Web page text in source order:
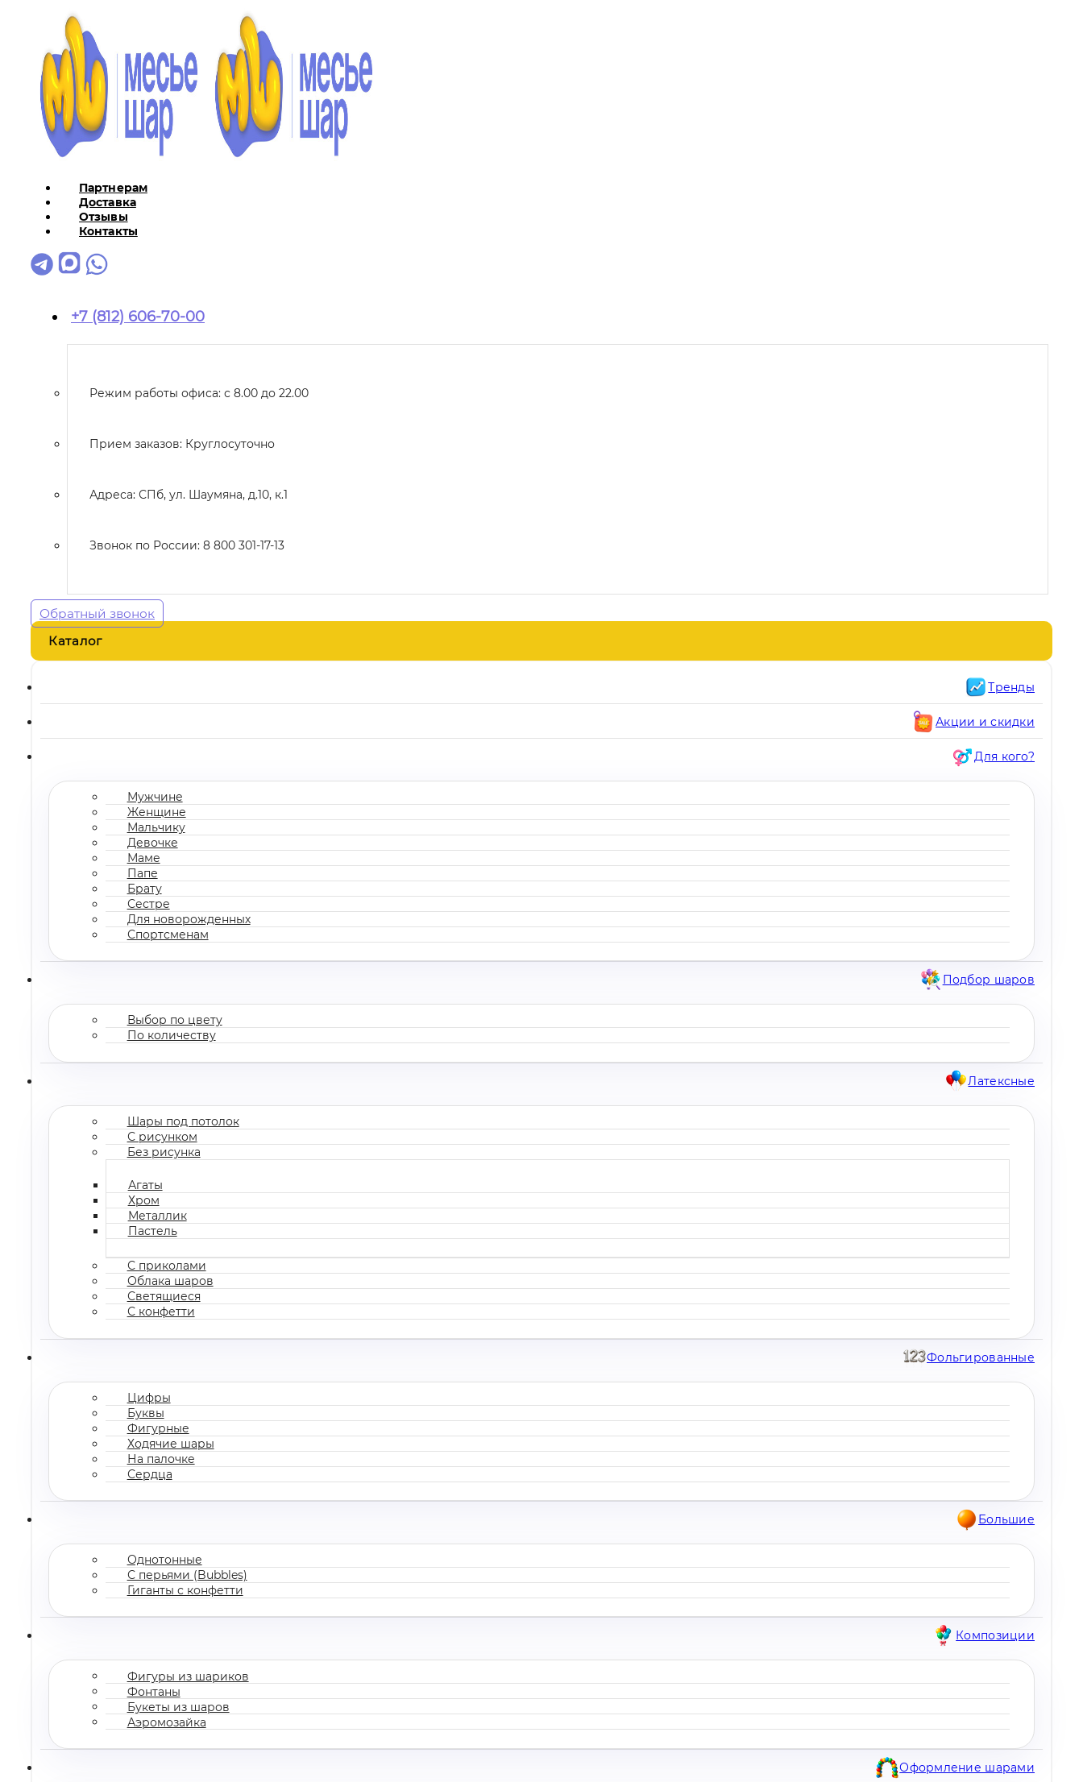
Партнерам
Доставка
Отзывы
Контакты
+7 (812) 606-70-00
Режим работы офиса: с 8.00 до 22.00
Прием заказов: Круглосуточно
Адреса: СПб, ул. Шаумяна, д.10, к.1
Звонок по России: 8 800 301-17-13
Обратный звонок
Каталог
Тренды
Акции и скидки
Для кого?
Мужчине
Женщине
Мальчику
Девочке
Маме
Папе
Брату
Сестре
Для новорожденных
Спортсменам
Подбор шаров
Выбор по цвету
По количеству
Латексные
Шары под потолок
С рисунком
Без рисунка
Агаты
Хром
Металлик
Пастель
С приколами
Облака шаров
Светящиеся
С конфетти
Фольгированные
Цифры
Буквы
Фигурные
Ходячие шары
На палочке
Сердца
Большие
Однотонные
С перьями (Bubbles)
Гиганты с конфетти
Композиции
Фигуры из шариков
Фонтаны
Букеты из шаров
Аэромозайка
Оформление шарами